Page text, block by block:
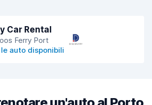
Car Rental
Ferry Port
auto disponibili